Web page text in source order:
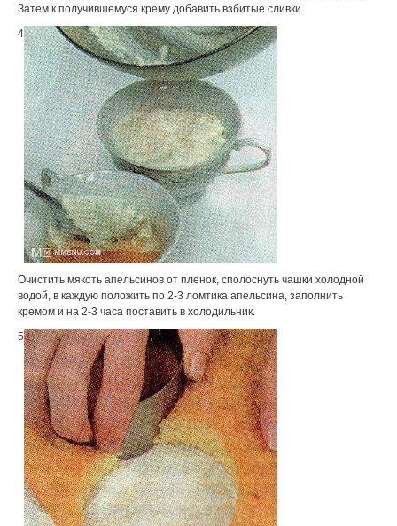
Затем к получившемуся крему добавить взбитые сливки.
4
Очистить мякоть апельсинов от пленок, сполоснуть чашки холодной
водой, в каждую положить по 2-3 ломтика апельсина, заполнить
кремом и на 2-3 часа поставить в холодильник.
5